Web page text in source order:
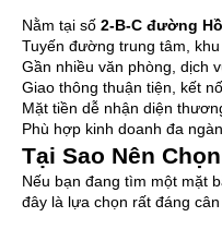
Nằm tại số 2-B-C đường
Tuyến đường trung tâm,
Gần nhiều văn phòng, dịch
Giao thông thuận tiện, kết
Mặt tiền dễ nhận diện
Phù hợp kinh doanh đa
Tại Sao Nên
Nếu bạn đang tìm một mặt
đây là lựa chọn rất đáng